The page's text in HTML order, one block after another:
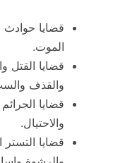
قضايا حوادث
الموت.
قضايا القتل
والقذف
قضايا
والاحتيال.
قضايا التستر